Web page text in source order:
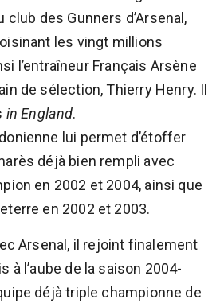
des Gunners d’Arsenal,
les vingt millions
l’entraîneur Français Arsène
de sélection, Thierry Henry. Il
in England.
lui permet d’étoffer
déjà bien rempli avec
en 2002 et 2004, ainsi que
en 2002 et 2003.
Arsenal, il rejoint finalement
à l’aube de la saison 2004-
déjà triple championne de